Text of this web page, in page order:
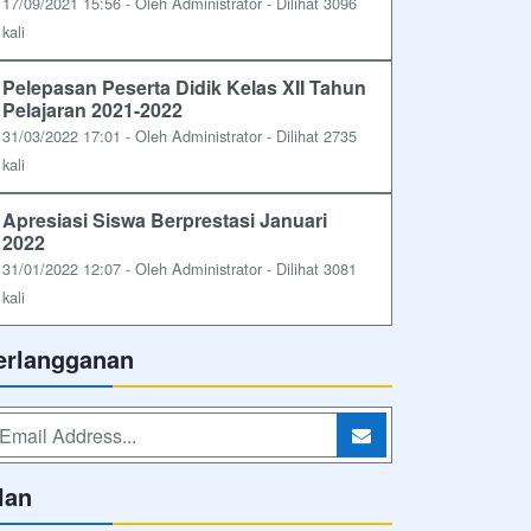
kali
Pelepasan Peserta Didik Kelas XII Tahun
Pelajaran 2021-2022
31/03/2022 17:01 - Oleh Administrator - Dilihat 2735
kali
Apresiasi Siswa Berprestasi Januari
2022
31/01/2022 12:07 - Oleh Administrator - Dilihat 3081
kali